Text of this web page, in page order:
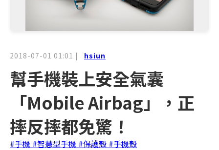
2018-07-01 01:01 | hsiun
幫手機裝上安全氣囊
「Mobile Airbag」，正
摔反摔都免驚！
#手機 #智慧型手機 #保護殼 #手機殼